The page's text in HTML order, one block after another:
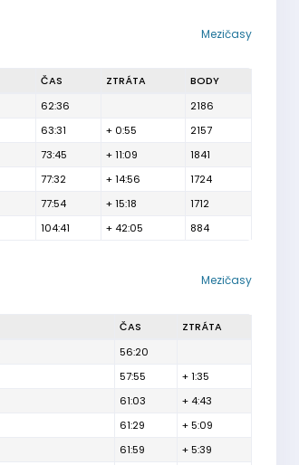
Mezičasy
ČAS ZTRÁTA
BODY
62:36
2186
63:31 + 0:55
2157
73:45 + 11:09
1841
77:32 + 14:56
1724
77:54 + 15:18
1712
104:41 + 42:05 884
Mezičasy
ČAS
ZTRÁTA
56:20
57:55
+ 1:35
61:03
+ 4:43
61:29
+ 5:09
61:59 + 5:39